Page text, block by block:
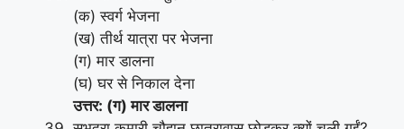
(क) स्वर्ग भेजना
(ख) तीर्थ यात्रा पर भेजना
(ग) मार डालना
(घ) घर से निकाल देना
उत्तर: (ग) मार डालना